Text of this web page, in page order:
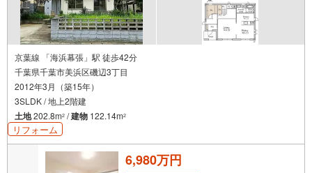
京葉線 「海浜幕張」駅 徒歩42分
千葉県千葉市美浜区磯辺3丁目
2012年3月（築15年）
3SLDK / 地上2階建
土地202.8m2 /建物 122.14m2
リフォーム
6,980万円